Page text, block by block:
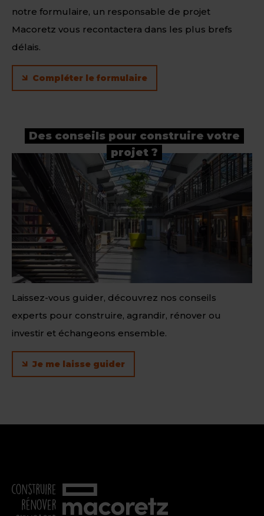
notre formulaire, un responsable de projet
Macoretz vous recontactera dans les plus brefs
délais.
Compléter le formulaire
Des conseils pour construire votre
projet ?
Laissez-vous guider, découvrez nos conseils
experts pour construire, agrandir, rénover ou
investir et échangeons ensemble.
Je me laisse guider